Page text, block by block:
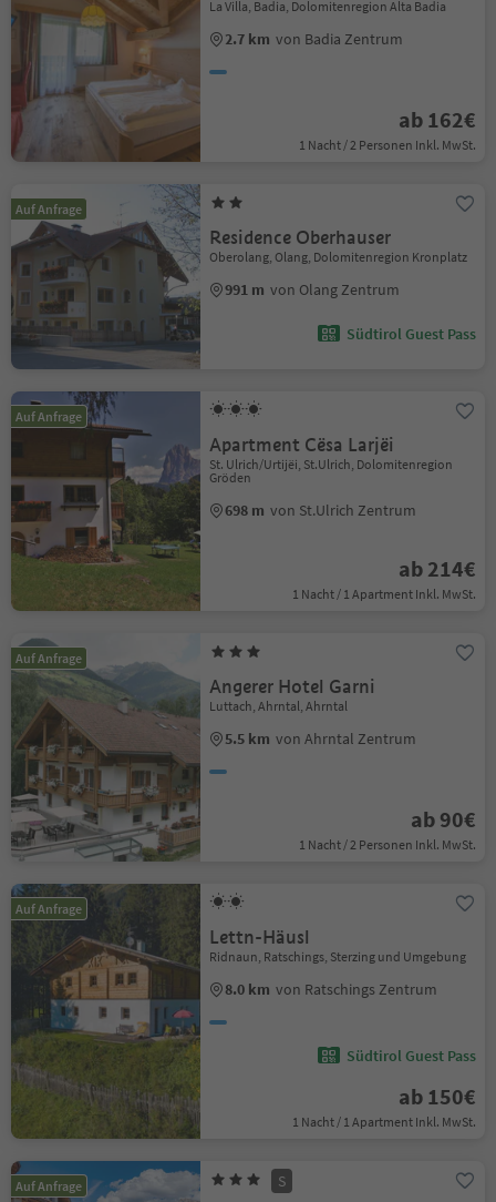
La Villa, Badia, Dolomitenregion Alta Badia
2.7 km von Badia Zentrum
ab 162€
1 Nacht / 2 Personen Inkl. MwSt.
Auf Anfrage
Residence Oberhauser
Oberolang, Olang, Dolomitenregion Kronplatz
991 m von Olang Zentrum
Südtirol Guest Pass
Auf Anfrage
Apartment Cësa Larjëi
St. Ulrich/Urtijëi, St.Ulrich, Dolomitenregion
Gröden
698 m von St.Ulrich Zentrum
ab 214€
1 Nacht / 1 Apartment Inkl. MwSt.
Auf Anfrage
Angerer Hotel Garni
Luttach, Ahrntal, Ahrntal
5.5 km von Ahrntal Zentrum
ab 90€
1 Nacht / 2 Personen Inkl. MwSt.
Auf Anfrage
Lettn-Häusl
Ridnaun, Ratschings, Sterzing und Umgebung
8.0 km von Ratschings Zentrum
Südtirol Guest Pass
ab 150€
1 Nacht / 1 Apartment Inkl. MwSt.
Auf Anfrage S